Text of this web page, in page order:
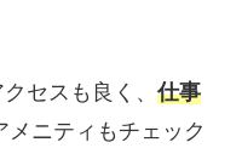
セスも良く、 仕事
ニティもチェック